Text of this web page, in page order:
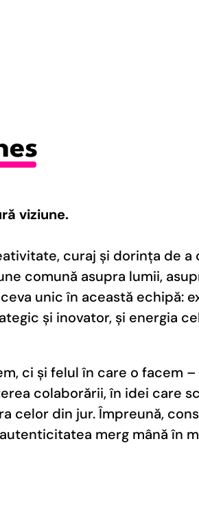
viziune.
curaj și dorința de
comună asupra lumii,
unic în această echipă:
și inovator, și energia
ci și felul în care o facem
colaborării, în idei care
celor din jur. Împreună,
merg mână în